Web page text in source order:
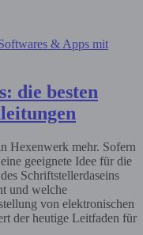
die besten
Hexenwerk mehr. Sofern
geeignete Idee für die
Schriftstellerdaseins
und welche
von elektronischen
der heutige Leitfaden für